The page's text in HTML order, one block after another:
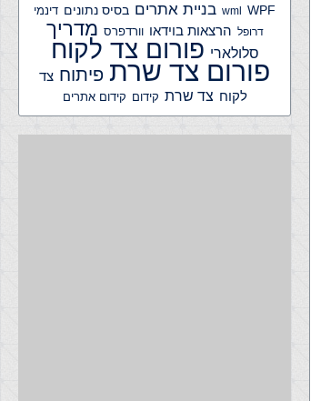
wml WPF בניית אתרים בסיס נתונים דינמי
דרופל הרצאות בוידאו וורדפרס מדריך
סלולארי פורום צד לקוח
פורום צד שרת פיתוח צד
לקוח צד שרת קידום קידום אתרים